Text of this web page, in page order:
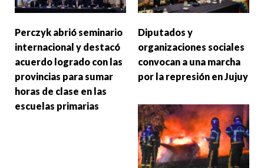
Perczyk abrió seminario
internacional y destacó
acuerdo logrado con las
provincias para sumar
horas de clase en las
escuelas primarias
Diputados y
organizaciones sociales
convocan a una marcha
por la represión en Jujuy